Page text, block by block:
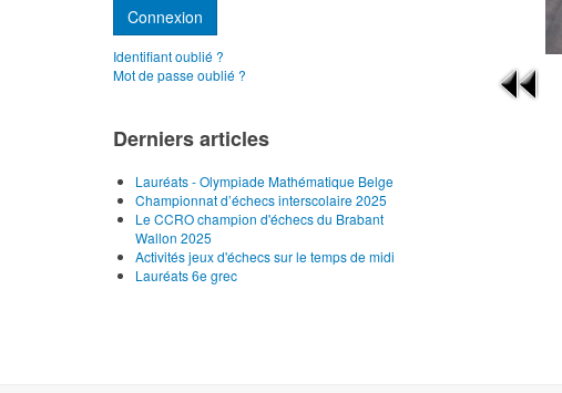
Connexion
Identifiant oublié ?
Mot de passe oublié ?
Derniers articles
Lauréats - Olympiade Mathématique Belge
Championnat d’échecs interscolaire 2025
Le CCRO champion d'échecs du Brabant
Wallon 2025
Activités jeux d'échecs sur le temps de midi
Lauréats 6e grec